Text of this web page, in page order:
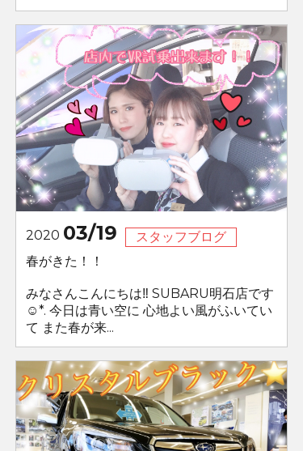
2020 03/19
スタッフブログ
春がきた！！
みなさんこんにちは‼ SUBARU明石店です
☺*. 今日は青い空に 心地よい風がふいてい
て また春が来...